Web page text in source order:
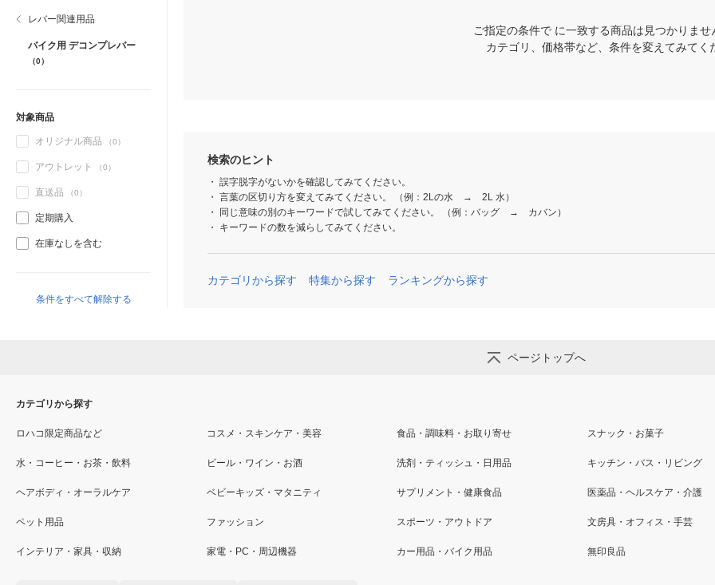
レバー関連用品
バイク用 デコンプレバー
（0）
対象商品
オリジナル商品 （0）
アウトレット （0）
直送品 （0）
定期購入
在庫なしを含む
条件をすべて解除する
ご指定の条件で に一致する商品は見つかりませ
カテゴリ、価格帯など、条件を変えてみてく
検索のヒント
誤字脱字がないかを確認してみてください。
言葉の区切り方を変えてみてください。 （例：2Lの水 → 2L 水）
同じ意味の別のキーワードで試してみてください。 （例：バッグ → カバン）
キーワードの数を減らしてみてください。
カテゴリから探す 特集から探す ランキングから探す
ページトップへ
カテゴリから探す
ロハコ限定商品など コスメ・スキンケア・美容 食品・調味料・お取り寄せ スナック・お菓子
水・コーヒー・お茶・飲料 ビール・ワイン・お酒 洗剤・ティッシュ・日用品 キッチン・バス・リビング
ヘアボディ・オーラルケア ベビーキッズ・マタニティ サプリメント・健康食品 医薬品・ヘルスケア・介護
ペット用品 ファッション スポーツ・アウトドア 文房具・オフィス・手芸
インテリア・家具・収納 家電・PC・周辺機器 カー用品・バイク用品 無印良品